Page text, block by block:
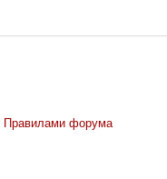
Правилами форума